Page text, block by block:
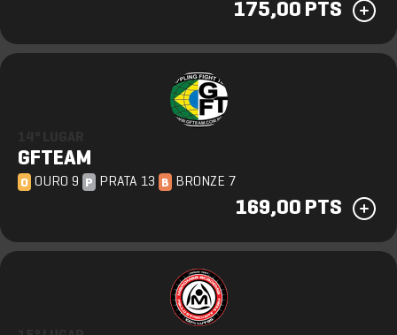
175,00 PTS
GFTEAM
O OURO 9 P PRATA 13 B BRONZE 7
169,00 PTS